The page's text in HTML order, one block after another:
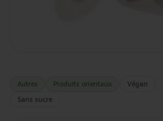
Autres Produits orientaux Végan
Sans sucre